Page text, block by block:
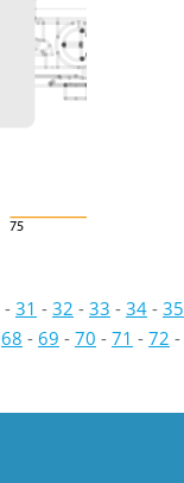
75
- 31 - 32 - 33 - 34 - 35
68 - 69 - 70 - 71 - 72 -